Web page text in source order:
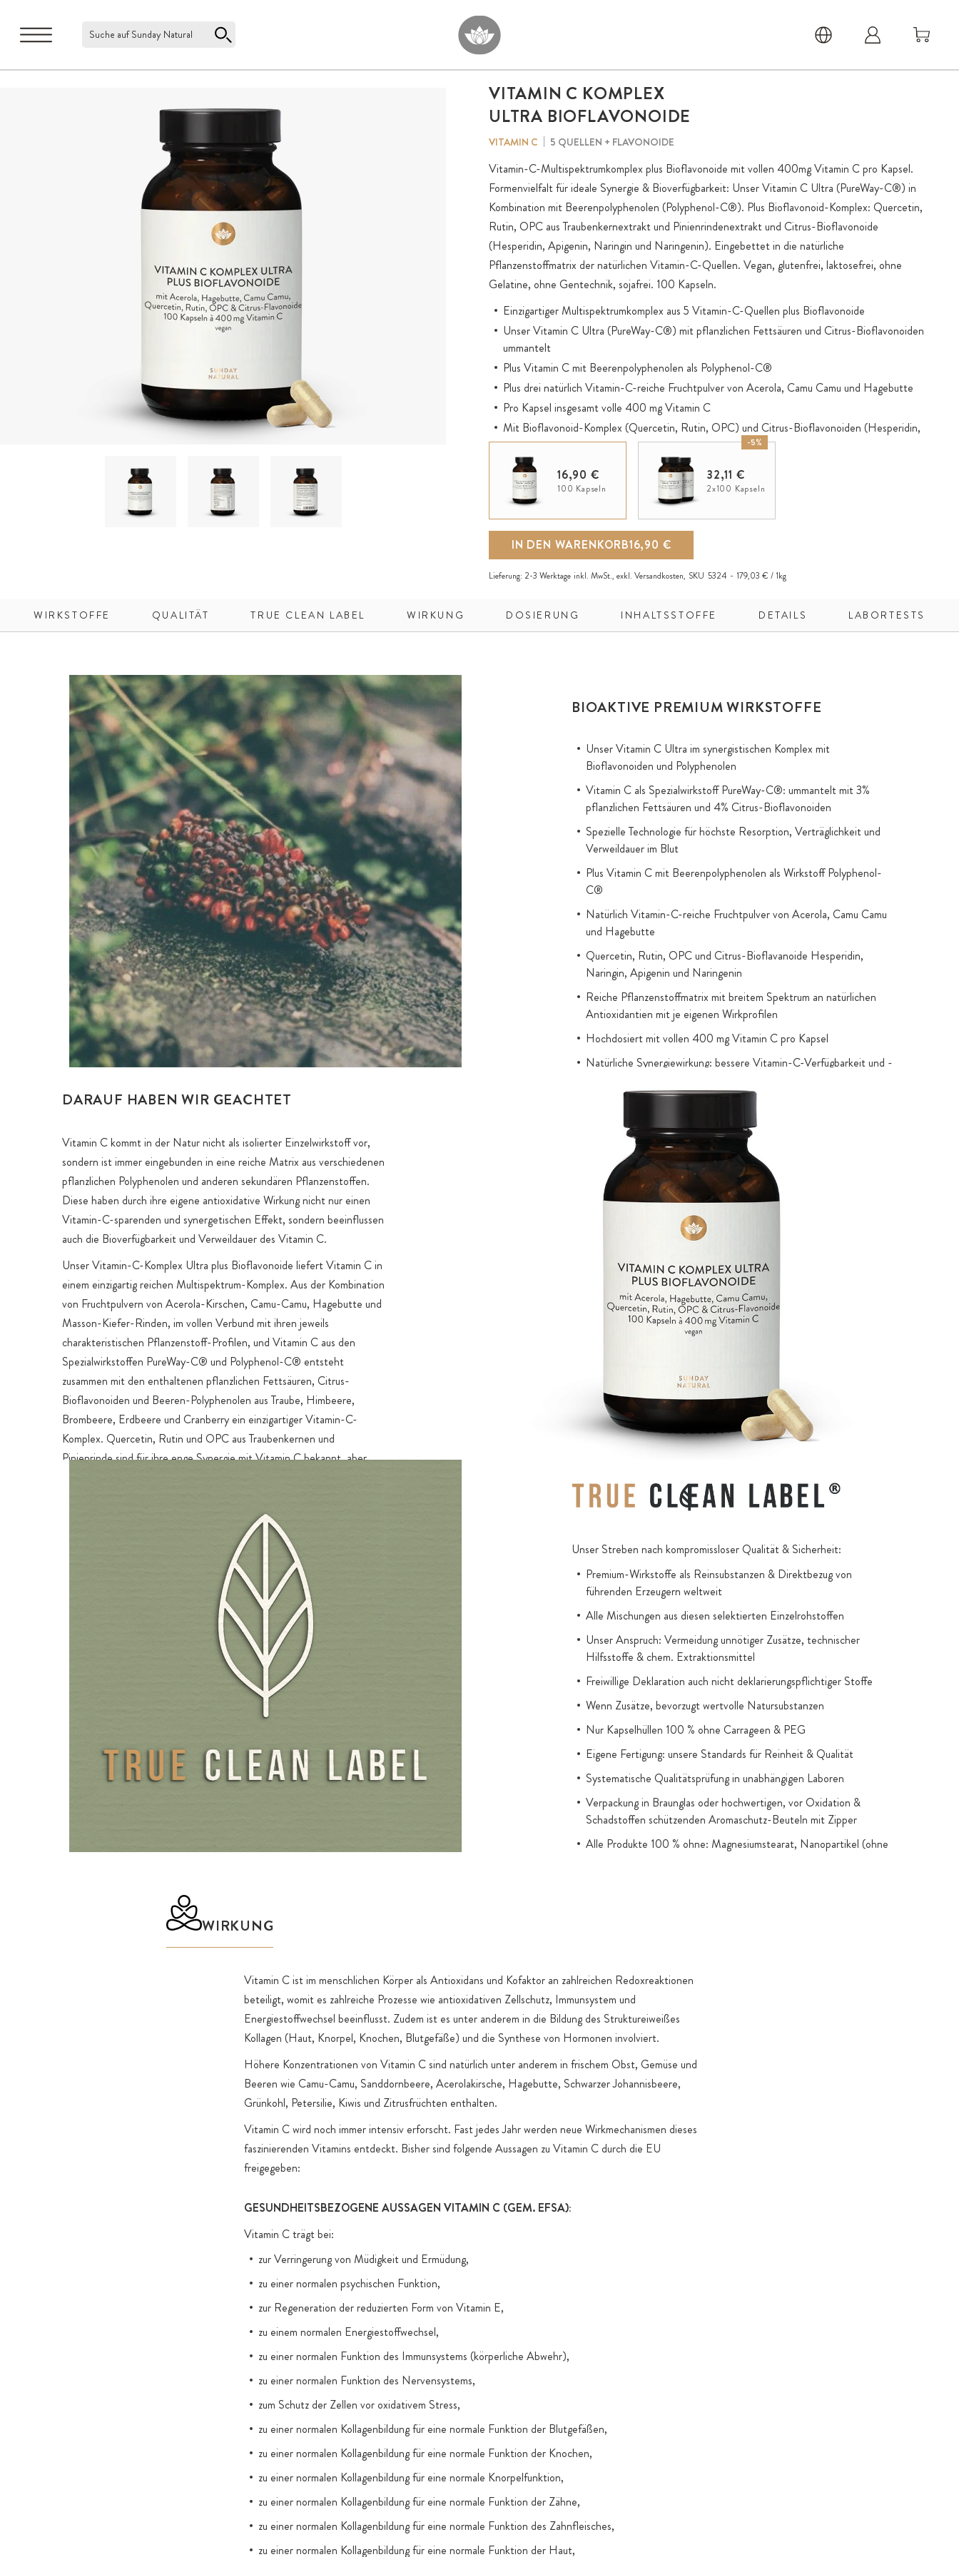
Suche auf Sunday Natural
VITAMIN C KOMPLEX
ULTRA BIOFLAVONOIDE
VITAMIN C 5 QUELLEN + FLAVONOIDE
Vitamin-C-Multispektrumkomplex plus Bioflavonoide mit vollen 400mg Vitamin C pro Kapsel.
Formenvielfalt für ideale Synergie & Bioverfügbarkeit: Unser Vitamin C Ultra (PureWay-C®) in
Kombination mit Beerenpolyphenolen (Polyphenol-C®). Plus Bioflavonoid-Komplex: Quercetin,
Rutin, OPC aus Traubenkernextrakt und Pinienrindenextrakt und Citrus-Bioflavonoide
(Hesperidin, Apigenin, Naringin und Naringenin). Eingebettet in die natürliche
Pflanzenstoffmatrix der natürlichen Vitamin-C-Quellen. Vegan, glutenfrei, laktosefrei, ohne
Gelatine, ohne Gentechnik, sojafrei. 100 Kapseln.
Einzigartiger Multispektrumkomplex aus 5 Vitamin-C-Quellen plus Bioflavonoide
Unser Vitamin C Ultra (PureWay-C®) mit pflanzlichen Fettsäuren und Citrus-Bioflavonoiden
ummantelt
Plus Vitamin C mit Beerenpolyphenolen als Polyphenol-C®
Plus drei natürlich Vitamin-C-reiche Fruchtpulver von Acerola, Camu Camu und Hagebutte
Pro Kapsel insgesamt volle 400 mg Vitamin C
Mit Bioflavonoid-Komplex (Quercetin, Rutin, OPC) und Citrus-Bioflavonoiden (Hesperidin,
Apigenin, Naringin, Naringenin)
Vitamin C für Immunsystem (körperliche Abwehr), Energiestoffwechsel, Nervensystem und
eine normale psychische Funktion
Unterstützt den Zellschutz vor oxidativem Stress und erhöht die Eisenaufnahme
Für die normale Kollagenbildung (Blutgefäße, Knochen, Knorpel, Zähne, Zahnfleisch, Haut)
16,90 €
100 Kapseln
-5%
32,11 €
2x100 Kapseln
IN DEN WARENKORB16,90 €
Lieferung: 2-3 Werktage inkl. MwSt., exkl. Versandkosten, SKU 5324 179,03 € / 1kg
WIRKSTOFFE QUALITÄT TRUE CLEAN LABEL WIRKUNG DOSIERUNG INHALTSSTOFFE DETAILS LABORTESTS
BIOAKTIVE PREMIUM WIRKSTOFFE
Unser Vitamin C Ultra im synergistischen Komplex mit
Bioflavonoiden und Polyphenolen
Vitamin C als Spezialwirkstoff PureWay-C®: ummantelt mit 3%
pflanzlichen Fettsäuren und 4% Citrus-Bioflavonoiden
Spezielle Technologie für höchste Resorption, Verträglichkeit und
Verweildauer im Blut
Plus Vitamin C mit Beerenpolyphenolen als Wirkstoff Polyphenol-
C®
Natürlich Vitamin-C-reiche Fruchtpulver von Acerola, Camu Camu
und Hagebutte
Quercetin, Rutin, OPC und Citrus-Bioflavanoide Hesperidin,
Naringin, Apigenin und Naringenin
Reiche Pflanzenstoffmatrix mit breitem Spektrum an natürlichen
Antioxidantien mit je eigenen Wirkprofilen
Hochdosiert mit vollen 400 mg Vitamin C pro Kapsel
Natürliche Synergiewirkung: bessere Vitamin-C-Verfügbarkeit und -
Acerola als rein gefriergetrocknetes Fruchtsaftpulver der ganzen
Acerolakirsche mit 30% Vitamin C aus Brasilien
Camu-Camu als 100% natur- und sortenreines Camu Camu Pulver
(mit Samen) in Rohkostqualität, aus Peru
Citrus-Bioflavonoid-Komplex mit Hesperidin, Naringin, Apigenin und
Naringenin als reine Wasser- und Ethanolextrakte
Bioflavonoide Quercetin und Rutin als reine Wasserextrakte aus
Sophora-japonica-Blüten
OPC-Komplex aus Chardonnay-Traubenkern-Extrakt und Rinden-
Extrakt wildwachsender Pinien, reich an bioaktivem OPC,
Catechinen und Taxifolin
Mit Beeren-Polyphenolen aus Heidelbeere, Himbeere, Erdbeere,
DARAUF HABEN WIR GEACHTET
Vitamin C kommt in der Natur nicht als isolierter Einzelwirkstoff vor,
sondern ist immer eingebunden in eine reiche Matrix aus verschiedenen
pflanzlichen Polyphenolen und anderen sekundären Pflanzenstoffen.
Diese haben durch ihre eigene antioxidative Wirkung nicht nur einen
Vitamin-C-sparenden und synergetischen Effekt, sondern beeinflussen
auch die Bioverfügbarkeit und Verweildauer des Vitamin C.
Unser Vitamin-C-Komplex Ultra plus Bioflavonoide liefert Vitamin C in
einem einzigartig reichen Multispektrum-Komplex. Aus der Kombination
von Fruchtpulvern von Acerola-Kirschen, Camu-Camu, Hagebutte und
Masson-Kiefer-Rinden, im vollen Verbund mit ihren jeweils
charakteristischen Pflanzenstoff-Profilen, und Vitamin C aus den
Spezialwirkstoffen PureWay-C® und Polyphenol-C® entsteht
zusammen mit den enthaltenen pflanzlichen Fettsäuren, Citrus-
Bioflavonoiden und Beeren-Polyphenolen aus Traube, Himbeere,
Brombeere, Erdbeere und Cranberry ein einzigartiger Vitamin-C-
Komplex. Quercetin, Rutin und OPC aus Traubenkernen und
Pinienrinde sind für ihre enge Synergie mit Vitamin C bekannt, aber
Die natürlichen Vitamin-C-Quellen Acerola, Camu-Camu und
Hagebutte sind als vollwertige Fruchtpulver enthalten. Quercetin, Rutin
und OPC stammen aus reiner Extraktion mit Wasser oder
Wasser-/Ethanol (in Lebensmittelqualität) ohne jeden Einsatz
Zur Gewinnung von Vitamin C in hohen Dosierungen werden fast
ausschließlich Mais oder Zitrusfrüchte verwendet. Auch hier gibt es
starke Qualitätsunterschiede. Wir haben hohen Wert darauf gelegt,
ausschließlich gentechnikfreien Mais als Rohstoff zu verwenden. Dieser
wird in einem hochmodernen, innovativen Herstellungsverfahren nach
verarbeitet. Das Endergebnis ist hoch konzentriertes Vitamin C, dabei
vollkommen maisfrei, fruktosefrei und ohne Rückstände chemischer
Vitamin C in Kombination mit standardisierten 10% Polyphenolen aus
Dieser Premium-Wirkstoff wurde nach dem Vorbild der Natur
konzipiert: In Früchten und Beeren liegt das Vitamin C natürlicherweise
Als Kapselhüllen verwenden wir besondere HPMC-Kapseln, die im
Gegensatz zu den meisten sonstigen HPMC- oder Pullulan-Kapseln am
Markt zu 100% ohne die nicht deklarierungspflichtigen Hilfsstoffe
Carrageen und PEG hergestellt werden.
Als Verpackung verwenden wir lichtgeschütztes Braunglas anstelle von
Unser Streben nach kompromissloser Qualität & Sicherheit:
Premium-Wirkstoffe als Reinsubstanzen & Direktbezug von
führenden Erzeugern weltweit
Alle Mischungen aus diesen selektierten Einzelrohstoffen
Unser Anspruch: Vermeidung unnötiger Zusätze, technischer
Hilfsstoffe & chem. Extraktionsmittel
Freiwillige Deklaration auch nicht deklarierungspflichtiger Stoffe
Wenn Zusätze, bevorzugt wertvolle Natursubstanzen
Nur Kapselhüllen 100 % ohne Carrageen & PEG
Eigene Fertigung: unsere Standards für Reinheit & Qualität
Systematische Qualitätsprüfung in unabhängigen Laboren
Verpackung in Braunglas oder hochwertigen, vor Oxidation &
Schadstoffen schützenden Aromaschutz-Beuteln mit Zipper
Alle Produkte 100 % ohne: Magnesiumstearat, Nanopartikel (ohne
WIRKUNG
Vitamin C ist im menschlichen Körper als Antioxidans und Kofaktor an zahlreichen Redoxreaktionen
beteiligt, womit es zahlreiche Prozesse wie antioxidativen Zellschutz, Immunsystem und
Energiestoffwechsel beeinflusst. Zudem ist es unter anderem in die Bildung des Struktureiweißes
Kollagen (Haut, Knorpel, Knochen, Blutgefäße) und die Synthese von Hormonen involviert.
Höhere Konzentrationen von Vitamin C sind natürlich unter anderem in frischem Obst, Gemüse und
Beeren wie Camu-Camu, Sanddornbeere, Acerolakirsche, Hagebutte, Schwarzer Johannisbeere,
Grünkohl, Petersilie, Kiwis und Zitrusfrüchten enthalten.
Vitamin C wird noch immer intensiv erforscht. Fast jedes Jahr werden neue Wirkmechanismen dieses
faszinierenden Vitamins entdeckt. Bisher sind folgende Aussagen zu Vitamin C durch die EU
freigegeben:
GESUNDHEITSBEZOGENE AUSSAGEN VITAMIN C (GEM. EFSA):
Vitamin C trägt bei:
zur Verringerung von Müdigkeit und Ermüdung,
zu einer normalen psychischen Funktion,
zur Regeneration der reduzierten Form von Vitamin E,
zu einem normalen Energiestoffwechsel,
zu einer normalen Funktion des Immunsystems (körperliche Abwehr),
zu einer normalen Funktion des Nervensystems,
zum Schutz der Zellen vor oxidativem Stress,
zu einer normalen Kollagenbildung für eine normale Funktion der Blutgefäßen,
zu einer normalen Kollagenbildung für eine normale Funktion der Knochen,
zu einer normalen Kollagenbildung für eine normale Knorpelfunktion,
zu einer normalen Kollagenbildung für eine normale Funktion der Zähne,
zu einer normalen Kollagenbildung für eine normale Funktion des Zahnfleisches,
zu einer normalen Kollagenbildung für eine normale Funktion der Haut,